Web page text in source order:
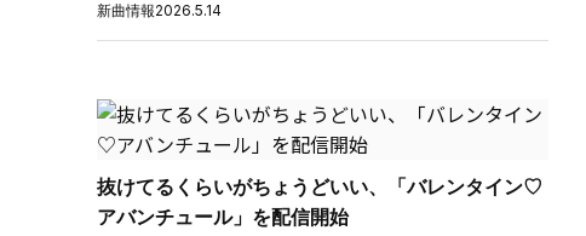
新曲情報2026.5.14
抜けてるくらいがちょうどいい、「バレンタイン♡
アバンチュール」を配信開始